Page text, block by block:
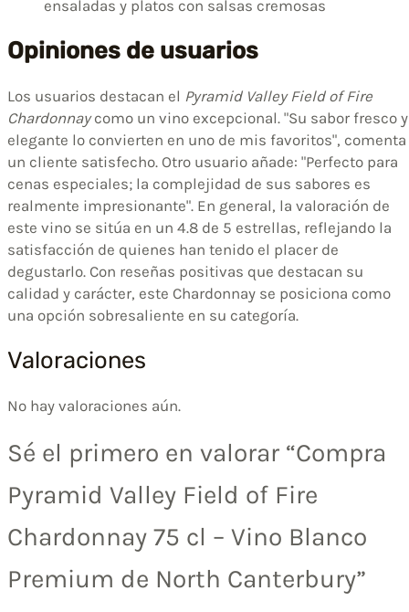
ensaladas y platos con salsas cremosas
Opiniones de usuarios
Los usuarios destacan el Pyramid Valley Field of Fire
Chardonnaycomo un vino excepcional. "Su sabor fresco y
elegante lo convierten en uno de mis favoritos", comenta
un cliente satisfecho. Otro usuario añade: "Perfecto para
cenas especiales; la complejidad de sus sabores es
realmente impresionante". En general, la valoración de
este vino se sitúa en un 4.8 de 5 estrellas, reflejando la
satisfacción de quienes han tenido el placer de
degustarlo. Con reseñas positivas que destacan su
calidad y carácter, este Chardonnay se posiciona como
una opción sobresaliente en su categoría.
Valoraciones
No hay valoraciones aún.
Sé el primero en valorar “Compra
Pyramid Valley Field of Fire
Chardonnay 75 cl – Vino Blanco
Premium de North Canterbury”